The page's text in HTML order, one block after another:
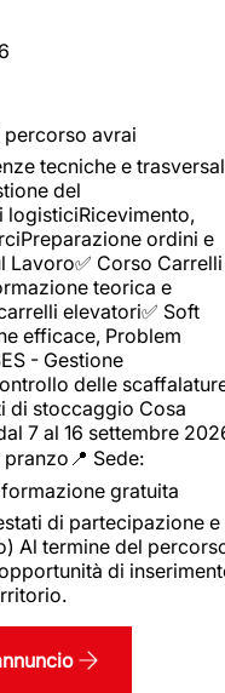
avrai
tecniche e
del
logisticiRicevimento,
ordini e
Lavoro✅ Corso Carrelli
teorica e
elevatori✅ Soft
efficace, Problem
- Gestione
delle
di stoccaggio Cosa
7 al 16 settembre
Sede:
gratuita
di partecipazione e
Al termine del
di